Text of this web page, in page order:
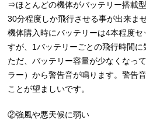
⇒ほとんどの機体がバッテリー搭載
30分程度しか飛行させる事が出来ませ
機体購入時にバッテリーは4本程度
すが、1バッテリーごとの飛行時間に
ただ、バッテリー容量が少なくなっ
ラー）から警告音が鳴ります。警告
ことが望ましいです。
②強風や悪天候に弱い